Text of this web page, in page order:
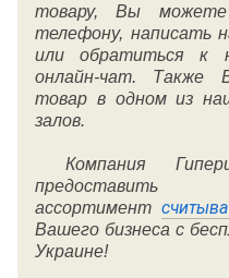
товару, Вы
телефону, написать
или обратиться к
онлайн-чат. Также
товар в одном из
залов.
Компания
ассортимент
Вашего бизнеса с
Украине!